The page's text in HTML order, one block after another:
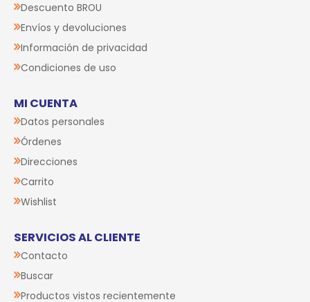
Descuento BROU
Envíos y devoluciones
Información de privacidad
Condiciones de uso
MI CUENTA
Datos personales
Órdenes
Direcciones
Carrito
Wishlist
SERVICIOS AL CLIENTE
Contacto
Buscar
Productos vistos recientemente